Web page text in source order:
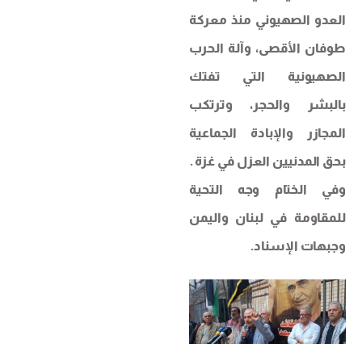
العدو الصهيوني منذ معركة
طوفان الأقصى، وآلة الحرب
الصهيونية التي تفتك
بالبشر والحجر، وترتكب
المجازر والإبادة الجماعية
بحق المدنيين العزل في غزة .
وفي الختام وجه التحية
للمقاومة في لبنان واليمن
وجبهات الإسناد.